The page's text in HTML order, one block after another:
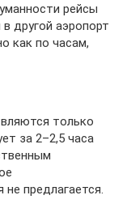
рейсы
другой аэропорт
как по часам,
только
за 2–2,5 часа
предлагается.